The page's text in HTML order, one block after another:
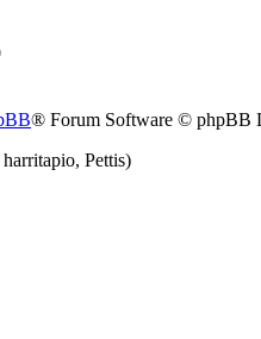
® Forum Software © phpBB
Pettis)